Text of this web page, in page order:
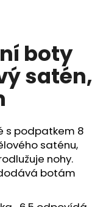
boty
satén,
s podpatkem 8
saténu,
nohy.
botám